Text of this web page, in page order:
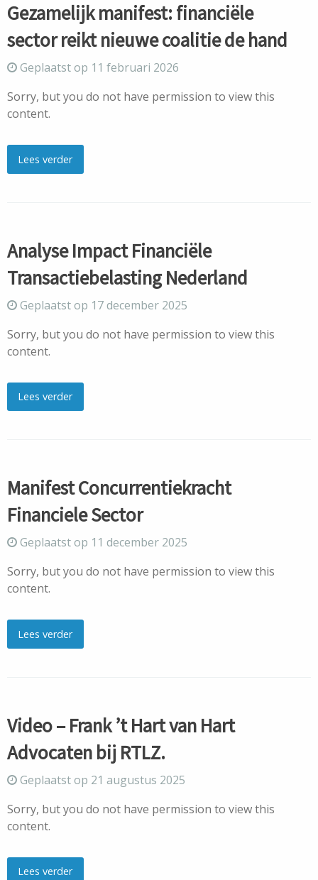
Gezamelijk manifest: financiële
sector reikt nieuwe coalitie de hand
Geplaatst op 11 februari 2026
Sorry, but you do not have permission to view this
content.
Lees verder
Analyse Impact Financiële
Transactiebelasting Nederland
Geplaatst op 17 december 2025
Sorry, but you do not have permission to view this
content.
Lees verder
Manifest Concurrentiekracht
Financiele Sector
Geplaatst op 11 december 2025
Sorry, but you do not have permission to view this
content.
Lees verder
Video – Frank ’t Hart van Hart
Advocaten bij RTLZ.
Geplaatst op 21 augustus 2025
Sorry, but you do not have permission to view this
content.
Lees verder